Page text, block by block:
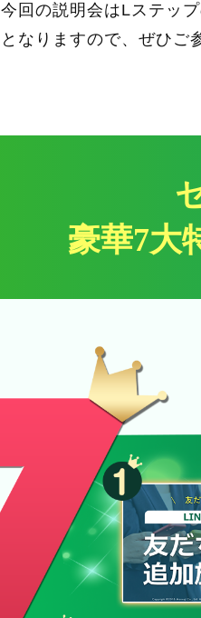
今回の説明会はLステッ
となりますので、ぜひご
豪華7大